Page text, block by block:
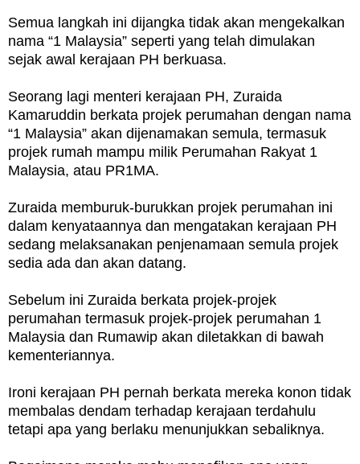
Semua langkah ini dijangka tidak akan mengekalkan
nama “1 Malaysia” seperti yang telah dimulakan
sejak awal kerajaan PH berkuasa.
Seorang lagi menteri kerajaan PH, Zuraida
Kamaruddin berkata projek perumahan dengan nama
“1 Malaysia” akan dijenamakan semula, termasuk
projek rumah mampu milik Perumahan Rakyat 1
Malaysia, atau PR1MA.
Zuraida memburuk-burukkan projek perumahan ini
dalam kenyataannya dan mengatakan kerajaan PH
sedang melaksanakan penjenamaan semula projek
sedia ada dan akan datang.
Sebelum ini Zuraida berkata projek-projek
perumahan termasuk projek-projek perumahan 1
Malaysia dan Rumawip akan diletakkan di bawah
kementeriannya.
Ironi kerajaan PH pernah berkata mereka konon tidak
membalas dendam terhadap kerajaan terdahulu
tetapi apa yang berlaku menunjukkan sebaliknya.